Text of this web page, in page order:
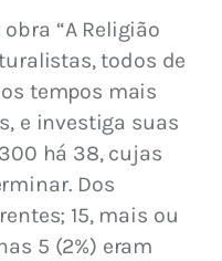
“A Religião
todos de
tempos mais
e investiga suas
há 38, cujas
Dos
15, mais ou
5 (2%) eram